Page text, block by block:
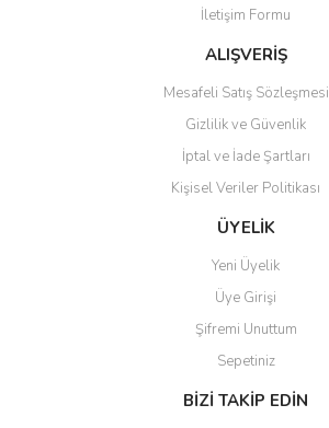
Ürün fiyatı diğer sitelerden daha pahalı.
Bu ürüne benzer farklı alternatifler olmalı.
Gönder
İletişim Formu
ALIŞVERİŞ
Mesafeli Satış Sözleşmesi
Gizlilik ve Güvenlik
İptal ve İade Şartları
Kişisel Veriler Politikası
ÜYELİK
Yeni Üyelik
Üye Girişi
Şifremi Unuttum
Sepetiniz
BİZİ TAKİP EDİN